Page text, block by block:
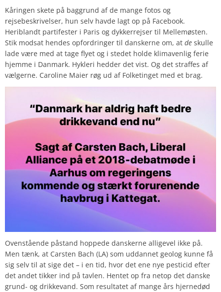
Kåringen skete på baggrund af de mange fotos og
rejsebeskrivelser, hun selv havde lagt op på Facebook.
Heriblandt partifester i Paris og dykkerrejser til Mellemøsten.
Stik modsat hendes opfordringer til danskerne om, at de skulle
lade være med at tage flyet og i stedet holde klimavenlig ferie
hjemme i Danmark. Hykleri hedder det vist. Og det straffes af
vælgerne. Caroline Maier røg ud af Folketinget med et brag.
Ovenstående påstand hoppede danskerne alligevel ikke på.
Men tænk, at Carsten Bach (LA) som uddannet geolog kunne få
sig selv til at sige det – i en tid, hvor det ene nye pesticid efter
det andet tikker ind på tavlen. Hentet op fra netop det danske
grund- og drikkevand. Som resultatet af mange års hjernedød